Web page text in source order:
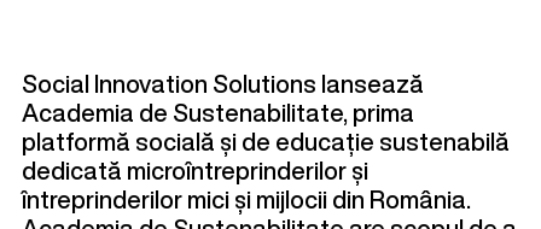
Social Innovation Solutions lansează
Academia de Sustenabilitate, prima
platformă socială și de educație sustenabilă
dedicată microîntreprinderilor și
întreprinderilor mici și mijlocii din România.